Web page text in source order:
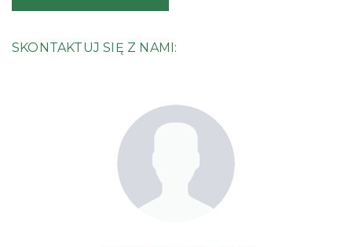
SKONTAKTUJ SIĘ Z NAMI: